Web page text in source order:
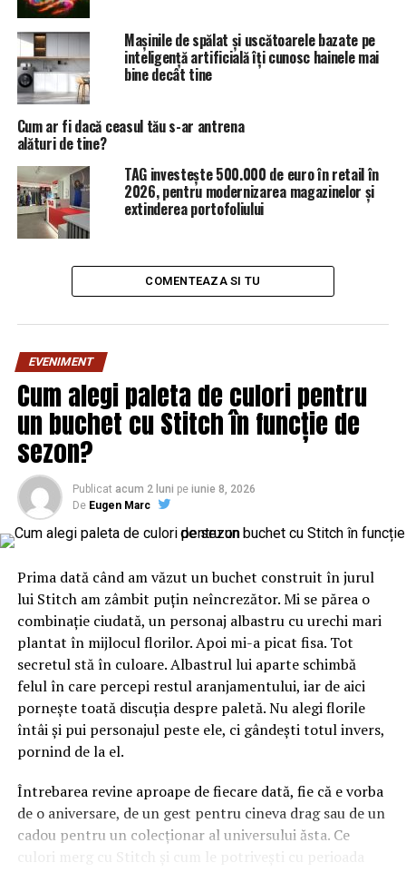
Sursa: Instagram
Din postarea pe care Antonia a făcut-o seara trecută, se
poate observa că artista,Alex Velea, Vincenzo
Castellano și Andreea Ramona, iubita fostului soț, s-au
reunit ca o „adevărată familie”.
Petrecerea se pare că a continuat și la fel și postările. La
scurt timp, Vincenzo a încărcat și el un Instastory în
care artista apare de mână cu fiica lor, Maya, dar și cu
Mașinile de spălat și uscătoarele bazate pe
inteligență artificială îți cunosc hainele mai
bine decât tine
Cum ar fi dacă ceasul tău s-ar antrena
alături de tine?
TAG investește 500.000 de euro în retail în
2026, pentru modernizarea magazinelor și
extinderea portofoliului
COMENTEAZA SI TU
EVENIMENT
Cum alegi paleta de culori pentru
un buchet cu Stitch în funcție de
sezon?
Publicat acum 2 luni pe iunie 8, 2026
De Eugen Marc
Prima dată când am văzut un buchet construit în jurul
lui Stitch am zâmbit puțin neîncrezător. Mi se părea o
combinație ciudată, un personaj albastru cu urechi mari
plantat în mijlocul florilor. Apoi mi-a picat fisa. Tot
secretul stă în culoare. Albastrul lui aparte schimbă
felul în care percepi restul aranjamentului, iar de aici
pornește toată discuția despre paletă. Nu alegi florile
întâi și pui personajul peste ele, ci gândești totul invers,
pornind de la el.
Întrebarea revine aproape de fiecare dată, fie că e vorba
de o aniversare, de un gest pentru cineva drag sau de un
cadou pentru un colecționar al universului ăsta. Ce
culori merg cu Stitch și cum le potrivești cu perioada